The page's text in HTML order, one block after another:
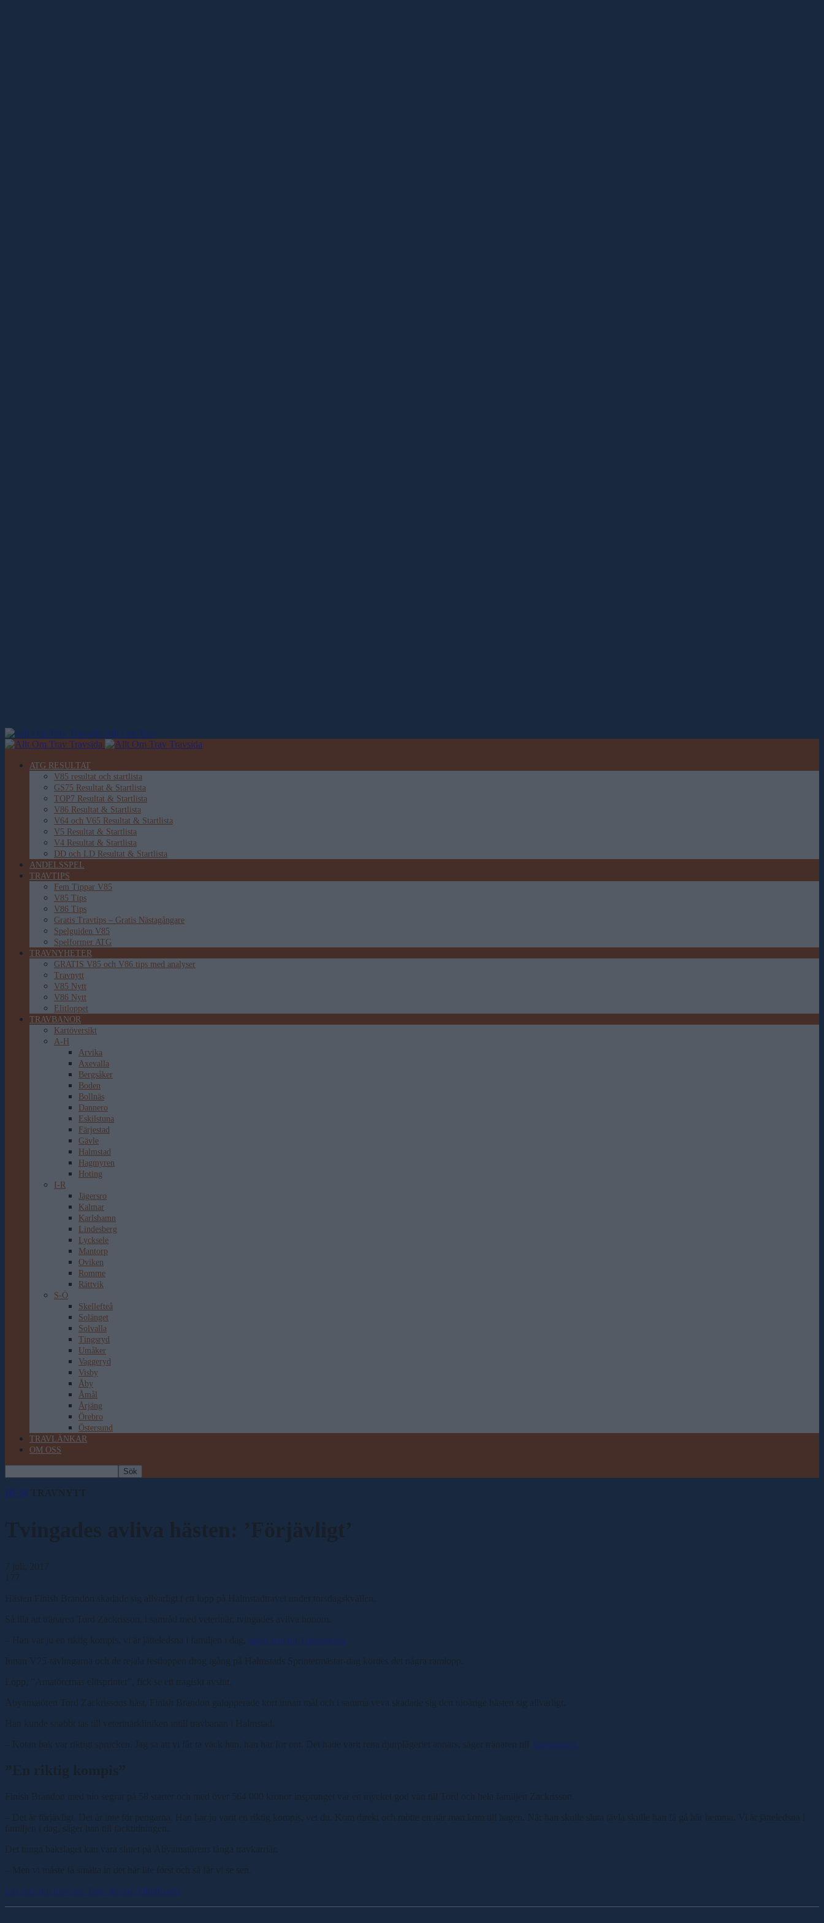
Allt Om Trav
ATG RESULTAT
V85 resultat och startlista
GS75 Resultat & Startlista
TOP7 Resultat & Startlista
V86 Resultat & Startlista
V64 och V65 Resultat & Startlista
V5 Resultat & Startlista
V4 Resultat & Startlista
DD och LD Resultat & Startlista
ANDELSSPEL
TRAVTIPS
Fem Tippar V85
V85 Tips
V86 Tips
Gratis Travtips – Gratis Nästagångare
Spelguiden V85
Spelformer ATG
TRAVNYHETER
GRATIS V85 och V86 tips med analyser
Travnytt
V85 Nytt
V86 Nytt
Elitloppet
TRAVBANOR
Kartöversikt
A-H
Arvika
Axevalla
Bergsåker
Boden
Bollnäs
Dannero
Eskilstuna
Färjestad
Gävle
Halmstad
Hagmyren
Hoting
I-R
Jägersro
Kalmar
Karlshamn
Lindesberg
Lycksele
Mantorp
Oviken
Romme
Rättvik
S-Ö
Skellefteå
Solänget
Solvalla
Tingsryd
Umåker
Vaggeryd
Visby
Åby
Åmål
Årjäng
Örebro
Östersund
TRAVLÄNKAR
OM OSS
HEM TRAVNYTT
Tvingades avliva hästen: ’Förjävligt’
7 juli, 2017
177
Hästen Finish Brandon skadade sig allvarligt i ett lopp på Halmstadtravet under torsdagskvällen.
Så illa att tränaren Tord Zackrisson, i samråd med veterinär, tvingades avliva honom.
– Han var ju en riktig kompis, vi är jätteledsna i familjen i dag, säger han till Travronden.
Innan V75-tävlingarna och de rejäla festloppen drog igång på Halmstads Sprintermästar-dag kördes det några ramlopp.
Lopp, ”Amatörernas elitsprinter”, fick se ett tragiskt avslut.
Åbyamatören Tord Zackrissons häst, Finish Brandon galopperade kort innan mål och i samma veva skadade sig den nioårige hästen sig allvarligt.
Han kunde snabbt tas till veterinärkliniken intill travbanan i Halmstad.
– Kotan bak var riktigt sprucken. Jag sa att vi får ta väck han, han har för ont. Det hade varit rena djurplågeriet annars, säger tränaren till Travronden.
”En riktig kompis”
Finish Brandon med nio segrar på 58 starter och med över 564 000 kronor insprunget var en mycket god vän till Tord och hela familjen Zackrisson.
– Det är förjävligt. Det är inte för pengarna. Han har ju varit en riktig kompis, vet du. Kom direkt och mötte en när man kom till hagen. När han skulle sluta tävla skulle han få gå här hemma. Vi är jätteledsna i
familjen i dag, säger han till facktidningen.
Det tunga bakslaget kan vara slutet på Åbyamatörens långa travkarriär.
– Men vi måste få smälta in det här lite först och så får vi se sen.
Läs mer om trav hos Trav 365 på Aftonbladet